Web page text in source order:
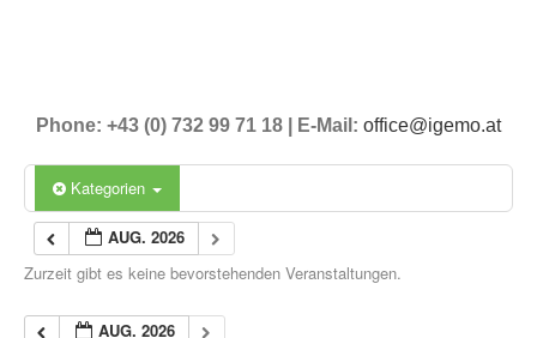
Phone: +43 (0) 732 99 71 18 | E-Mail: office@igemo.at
Kategorien
AUG. 2026
Zurzeit gibt es keine bevorstehenden Veranstaltungen.
AUG. 2026